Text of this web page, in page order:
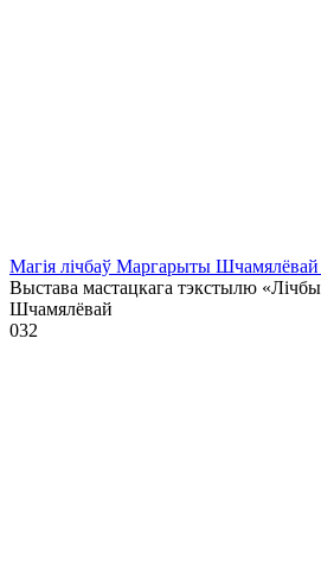
Магія лічбаў Маргарыты Шчамялёвай
Выстава мастацкага тэкстылю
Шчамялёвай
032